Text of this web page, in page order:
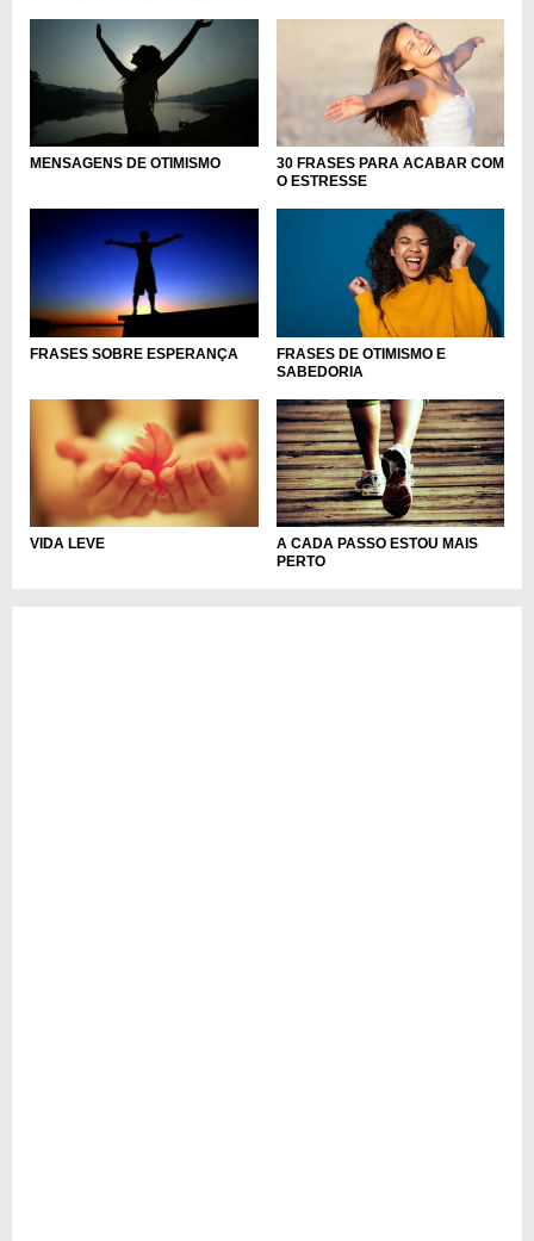
MENSAGENS DE OTIMISMO
30 FRASES PARA ACABAR COM
O ESTRESSE
FRASES SOBRE ESPERANÇA
FRASES DE OTIMISMO E
SABEDORIA
VIDA LEVE
A CADA PASSO ESTOU MAIS
PERTO